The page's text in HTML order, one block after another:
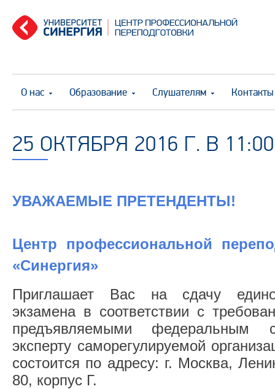
О нас Образование Слушателям Контакты
25 ОКТЯБРЯ 2016 Г. В 11:00
УВАЖАЕМЫЕ ПРЕТЕНДЕНТЫ!
Центр профессиональной
«Синергия»
Приглашает Вас на сдачу
экзамена в соответствии с
предъявляемыми федеральным
эксперту саморегулируемой
состоится по адресу: г. Москва,
80, корпус Г.